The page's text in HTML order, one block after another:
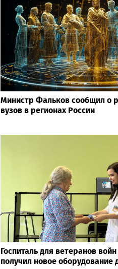
Министр Фальков сообщил о
вузов в регионах России
Госпиталь для ветеранов
получил новое оборудование